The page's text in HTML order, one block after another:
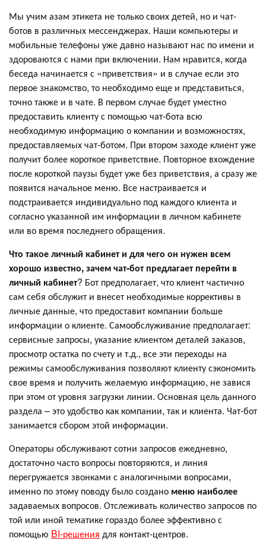
Мы учим азам этикета не только своих детей, но и чат-
ботов в различных мессенджерах. Наши компьютеры и
мобильные телефоны уже давно называют нас по имени и
здороваются с нами при включении. Нам нравится, когда
беседа начинается с «приветствия» и в случае если это
первое знакомство, то необходимо еще и представиться,
точно также и в чате. В первом случае будет уместно
предоставить клиенту с помощью чат-бота всю
необходимую информацию о компании и возможностях,
предоставляемых чат-ботом. При втором заходе клиент уже
получит более короткое приветствие. Повторное вхождение
после короткой паузы будет уже без приветствия, а сразу же
появится начальное меню. Все настраивается и
подстраивается индивидуально под каждого клиента и
согласно указанной им информации в личном кабинете
или во время последнего обращения.
Что такое личный кабинет и для чего он нужен всем
хорошо известно, зачем чат-бот предлагает перейти в
личный кабинет? Бот предполагает, что клиент частично
сам себя обслужит и внесет необходимые коррективы в
личные данные, что предоставит компании больше
информации о клиенте. Самообслуживание предполагает:
сервисные запросы, указание клиентом деталей заказов,
просмотр остатка по счету и т.д., все эти переходы на
режимы самообслуживания позволяют клиенту сэкономить
свое время и получить желаемую информацию, не завися
при этом от уровня загрузки линии. Основная цель данного
раздела – это удобство как компании, так и клиента. Чат-бот
занимается сбором этой информации.
Операторы обслуживают сотни запросов ежедневно,
достаточно часто вопросы повторяются, и линия
перегружается звонками с аналогичными вопросами,
именно по этому поводу было создано меню наиболее
задаваемых вопросов. Отслеживать количество запросов по
той или иной тематике гораздо более эффективно с
помощью BI-решения для контакт-центров.